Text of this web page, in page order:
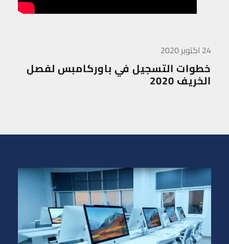
24 اكتوبر 2020
خطوات التسجيل في باوركامبس لفصل
الخريف 2020